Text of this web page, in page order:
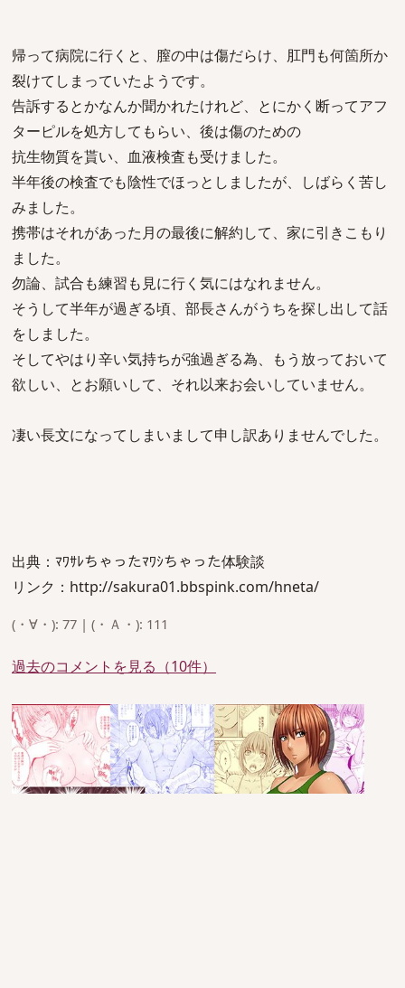
帰って病院に行くと、膣の中は傷だらけ、肛門も何箇所か
裂けてしまっていたようです。
告訴するとかなんか聞かれたけれど、とにかく断ってアフ
ターピルを処方してもらい、後は傷のための
抗生物質を貰い、血液検査も受けました。
半年後の検査でも陰性でほっとしましたが、しばらく苦し
みました。
携帯はそれがあった月の最後に解約して、家に引きこもり
ました。
勿論、試合も練習も見に行く気にはなれません。
そうして半年が過ぎる頃、部長さんがうちを探し出して話
をしました。
そしてやはり辛い気持ちが強過ぎる為、もう放っておいて
欲しい、とお願いして、それ以来お会いしていません。
凄い長文になってしまいまして申し訳ありませんでした。
出典：ﾏﾜｻﾚちゃったﾏﾜｼちゃった体験談
リンク：http://sakura01.bbspink.com/hneta/
(・∀・): 77 | (・Ａ・): 111
過去のコメントを見る（10件）